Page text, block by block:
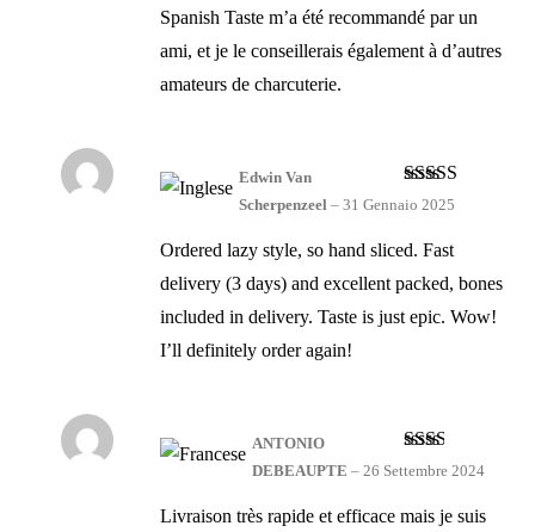
Spanish Taste m’a été recommandé par un
ami, et je le conseillerais également à d’autres
amateurs de charcuterie.
Valutato
Edwin Van
Scherpenzeel – 31 Gennaio 2025
Ordered lazy style, so hand sliced. Fast
delivery (3 days) and excellent packed, bones
included in delivery. Taste is just epic. Wow!
I’ll definitely order again!
Valutato
ANTONIO
DEBEAUPTE – 26 Settembre 2024
Livraison très rapide et efficace mais je suis